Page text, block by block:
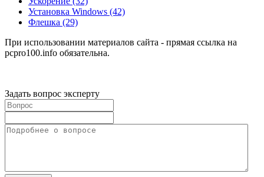
Установка Windows (42)
Флешка (29)
При использовании материалов сайта - прямая ссылка на
pcpro100.info обязательна.
Задать вопрос эксперту